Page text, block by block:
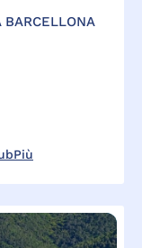
BARCELLONA